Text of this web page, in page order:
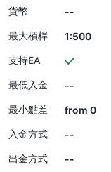
貨幣
--
最大槓桿
1:500
支持EA
最低入金
--
最小點差
from 0
入金方式
--
出金方式
--